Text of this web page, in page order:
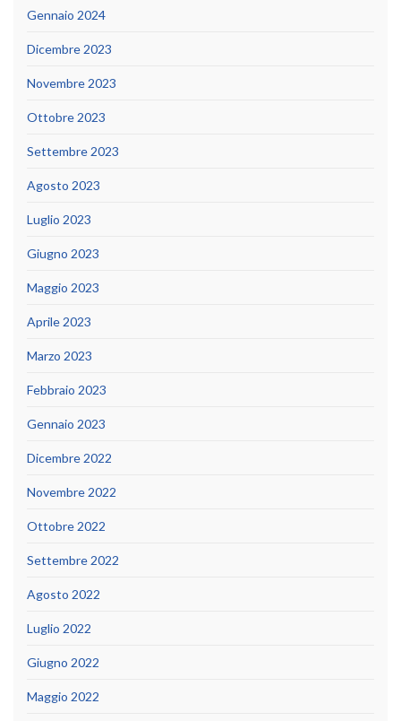
Gennaio 2024
Dicembre 2023
Novembre 2023
Ottobre 2023
Settembre 2023
Agosto 2023
Luglio 2023
Giugno 2023
Maggio 2023
Aprile 2023
Marzo 2023
Febbraio 2023
Gennaio 2023
Dicembre 2022
Novembre 2022
Ottobre 2022
Settembre 2022
Agosto 2022
Luglio 2022
Giugno 2022
Maggio 2022